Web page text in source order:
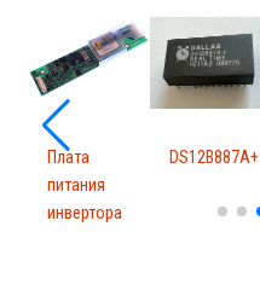
Плата
питания
инвертора
DS12B887A+